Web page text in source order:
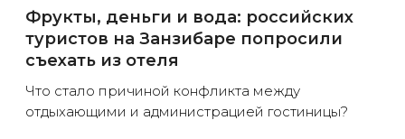
Фрукты, деньги и вода: российских
туристов на Занзибаре попросили
съехать из отеля
Что стало причиной конфликта между
отдыхающими и администрацией гостиницы?